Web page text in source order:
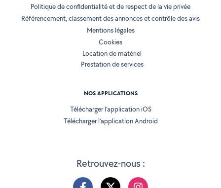
Retrouvez-nous :
Politique de confidentialité et de respect de la vie privée
Référencement, classement des annonces et contrôle des avis
Mentions légales
Cookies
Location de matériel
Prestation de services
NOS APPLICATIONS
Télécharger l’application iOS
Télécharger l’application Android